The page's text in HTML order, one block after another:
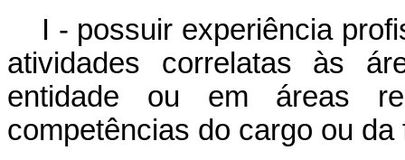
I - possuir experiência
atividades correlatas às
entidade ou em áreas
competências do cargo ou da